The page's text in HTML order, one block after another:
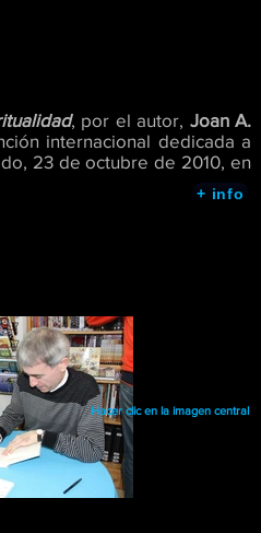
, por el autor, Joan A.
internacional dedicada a
23 de octubre de 2010, en
+ info
Hacer clic en la imagen central